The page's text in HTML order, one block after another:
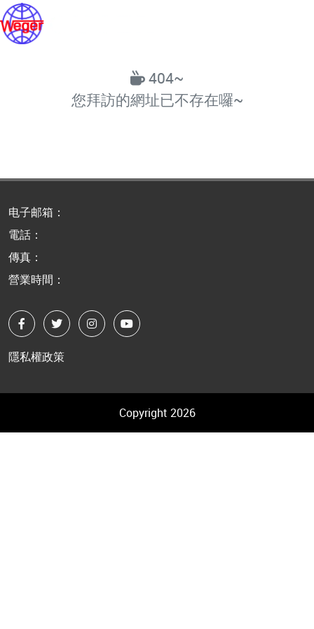
404~
您拜訪的網址已不存在囉~
电子邮箱：
電話：
傳真：
營業時間：
隱私權政策
Copyright 2026